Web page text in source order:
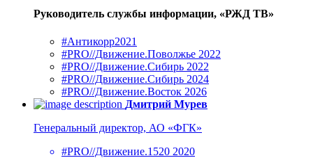
Руководитель службы информации, «РЖД ТВ»
#Антикорр2021
#PRO//Движение.Поволжье 2022
#PRO//Движение.Сибирь 2022
#PRO//Движение.Сибирь 2024
#PRO//Движение.Восток 2026
Дмитрий Мурев
Генеральный директор, АО «ФГК»
#PRO//Движение.1520 2020